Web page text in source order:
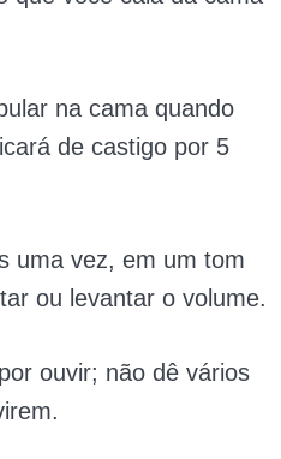
na cama quando
de castigo por 5
uma vez, em um tom
ou levantar o volume.
ouvir; não dê vários